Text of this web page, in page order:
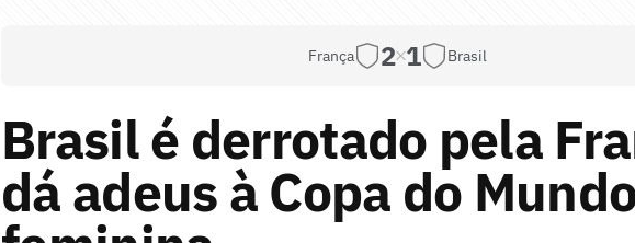
França 2 1 Brasil
Brasil é derrotado pela
dá adeus à Copa do